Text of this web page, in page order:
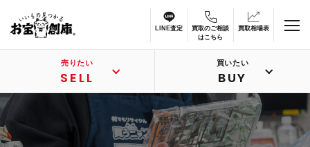
LINE査定
買取のご相談
はこちら
買取相場表
売りたい
SELL
買いたい
BUY